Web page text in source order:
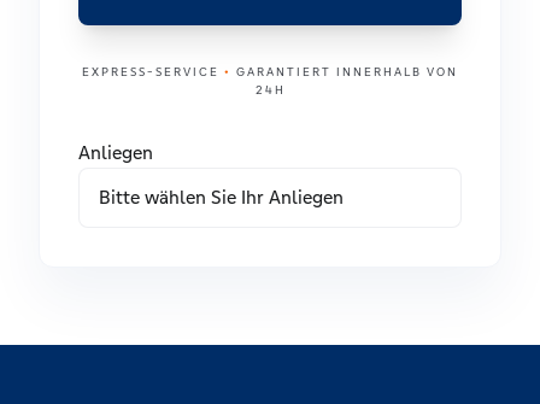
EXPRESS-SERVICE • GARANTIERT INNERHALB VON
24H
Anliegen